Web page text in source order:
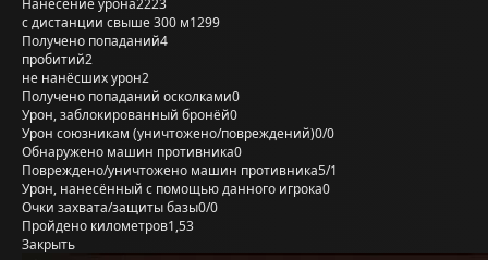
Нанесение урона2223
с дистанции свыше 300 м1299
Получено попаданий4
пробитий2
не нанёсших урон2
Получено попаданий осколками0
Урон, заблокированный бронёй0
Урон союзникам (уничтожено/повреждений)0/0
Обнаружено машин противника0
Повреждено/уничтожено машин противника5/1
Урон, нанесённый с помощью данного игрока0
Очки захвата/защиты базы0/0
Пройдено километров1,53
Закрыть